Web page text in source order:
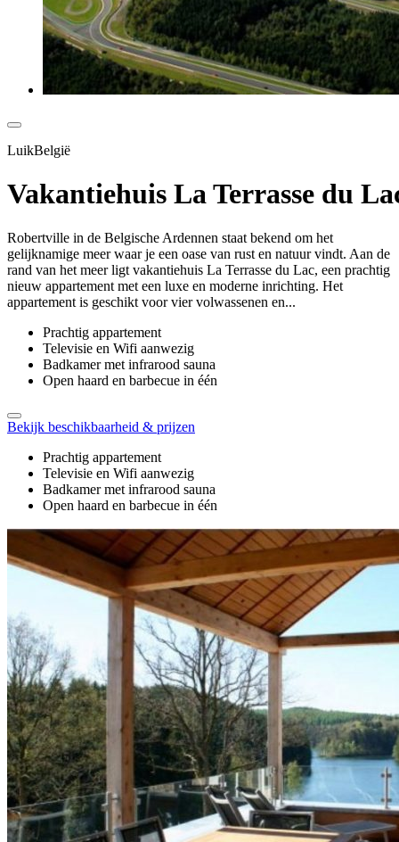
LuikBelgië
Vakantiehuis La Terrasse du
Robertville in de Belgische Ardennen staat bekend om het
gelijknamige meer waar je een oase van rust en natuur vindt. Aan de
rand van het meer ligt vakantiehuis La Terrasse du Lac, een prachtig
nieuw appartement met een luxe en moderne inrichting. Het
appartement is geschikt voor vier volwassenen en...
Prachtig appartement
Televisie en Wifi aanwezig
Badkamer met infrarood sauna
Open haard en barbecue in één
Bekijk beschikbaarheid & prijzen
Prachtig appartement
Televisie en Wifi aanwezig
Badkamer met infrarood sauna
Open haard en barbecue in één